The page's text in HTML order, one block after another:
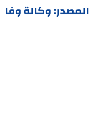
المصدر: وكالة وفا